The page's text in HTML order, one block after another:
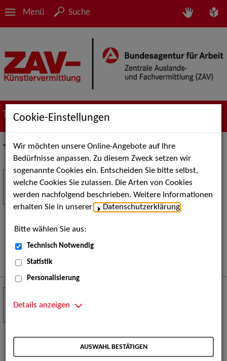
Menü Suche
Termine
Termine
Stuttgart Street Art
Kunst, Live-Acts und Aktionen für Kinder und
Familien. Die Stuttgart Street Art verwandelt den
eine große Open-Air-Bühne voller Akrobatik, Tanz,
Musik und beeindruckender Live-Performances.
Mehr
18
JUL
Serienfestival Weimar
TeleVisionale – Film- und Serienfestival in Weimar
und Eventpartnerin des Crew Call Weimar.
NOV
Cookie-Einstellungen
Wir möchten unsere Online-Angebote auf Ihre
Bedürfnisse anpassen. Zu diesem Zweck setzen wir
sogenannte Cookies ein. Entscheiden Sie bitte selbst,
welche Cookies Sie zulassen. Die Arten von Cookies
werden nachfolgend beschrieben. Weitere Informationen
erhalten Sie in unserer
Datenschutzerklärung
Bitte wählen Sie aus:
Technisch Notwendig
Statistik
Personalisierung
Details anzeigen
AUSWAHL BESTÄTIGEN